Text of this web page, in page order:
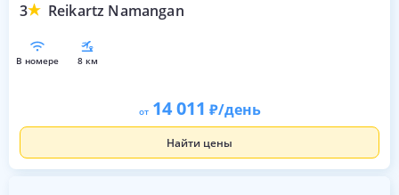
3 Reikartz Namangan
в номере 8 км
от 14 011 /день
Найти цены